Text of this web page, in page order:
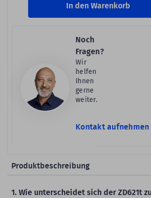
In den Warenkorb
Noch
Fragen?
Wir
helfen
Ihnen
gerne
weiter.
Kontakt aufnehmen
Produktbeschreibung
1. Wie unterscheidet sich der ZD621t